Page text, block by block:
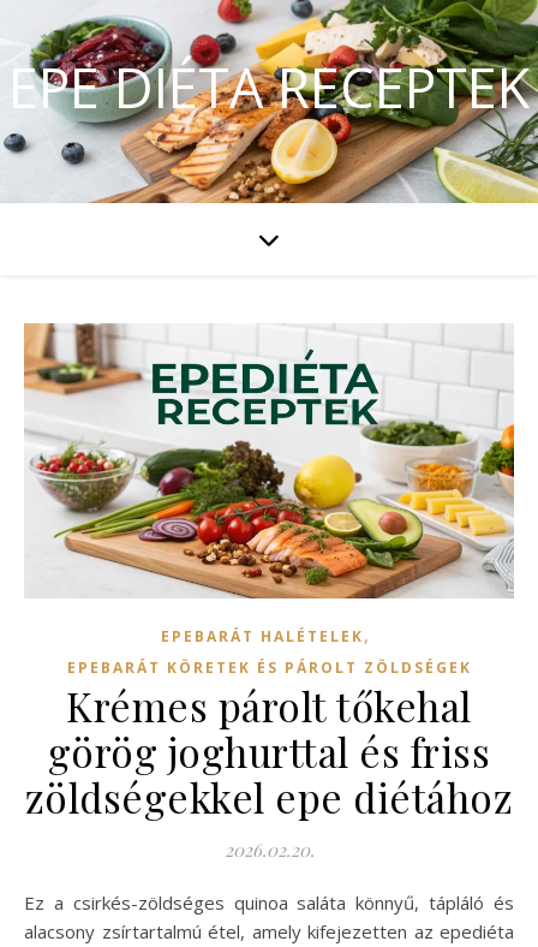
EPE DIÉTA RECEPTEK
EPEBARÁT HALÉTELEK,
EPEBARÁT KÖRETEK ÉS PÁROLT ZÖLDSÉGEK
Krémes párolt tőkehal
görög joghurttal és friss
zöldségekkel epe diétához
2026.02.20.
Ez a csirkés-zöldséges quinoa saláta könnyű, tápláló és
alacsony zsírtartalmú étel, amely kifejezetten az epediéta